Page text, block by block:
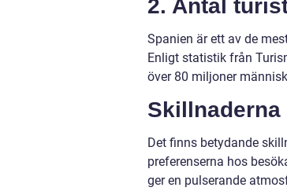
2. Antal
Spanien är ett av de
Enligt statistik från
över 80 miljoner
Det finns betydande
preferenserna hos
ger en pulserande